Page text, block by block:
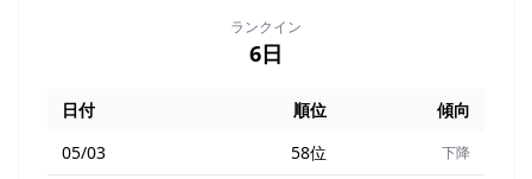
ランクイン
6日
日付 順位
傾向
05/03
58位 下降